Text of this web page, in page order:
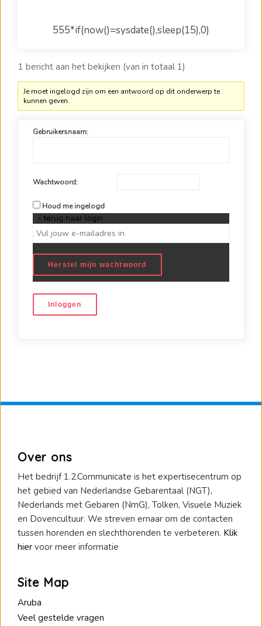
555*if(now()=sysdate(),sleep(15),0)
1 bericht aan het bekijken (van in totaal 1)
Je moet ingelogd zijn om een antwoord op dit onderwerp te
kunnen geven.
Gebruikersnaam:
Wachtwoord:
Houd me ingelogd
‹ terug naar login
Herstel mijn wachtwoord
Inloggen
Over ons
Het bedrijf 1.2.Communicate is het expertisecentrum op
het gebied van Nederlandse Gebarentaal (NGT),
Nederlands met Gebaren (NmG), Tolken, Visuele Muziek
en Dovencultuur. We streven ernaar om de contacten
tussen horenden en slechthorenden te verbeteren. Klik
hier voor meer informatie
Site Map
Aruba
Veel gestelde vragen